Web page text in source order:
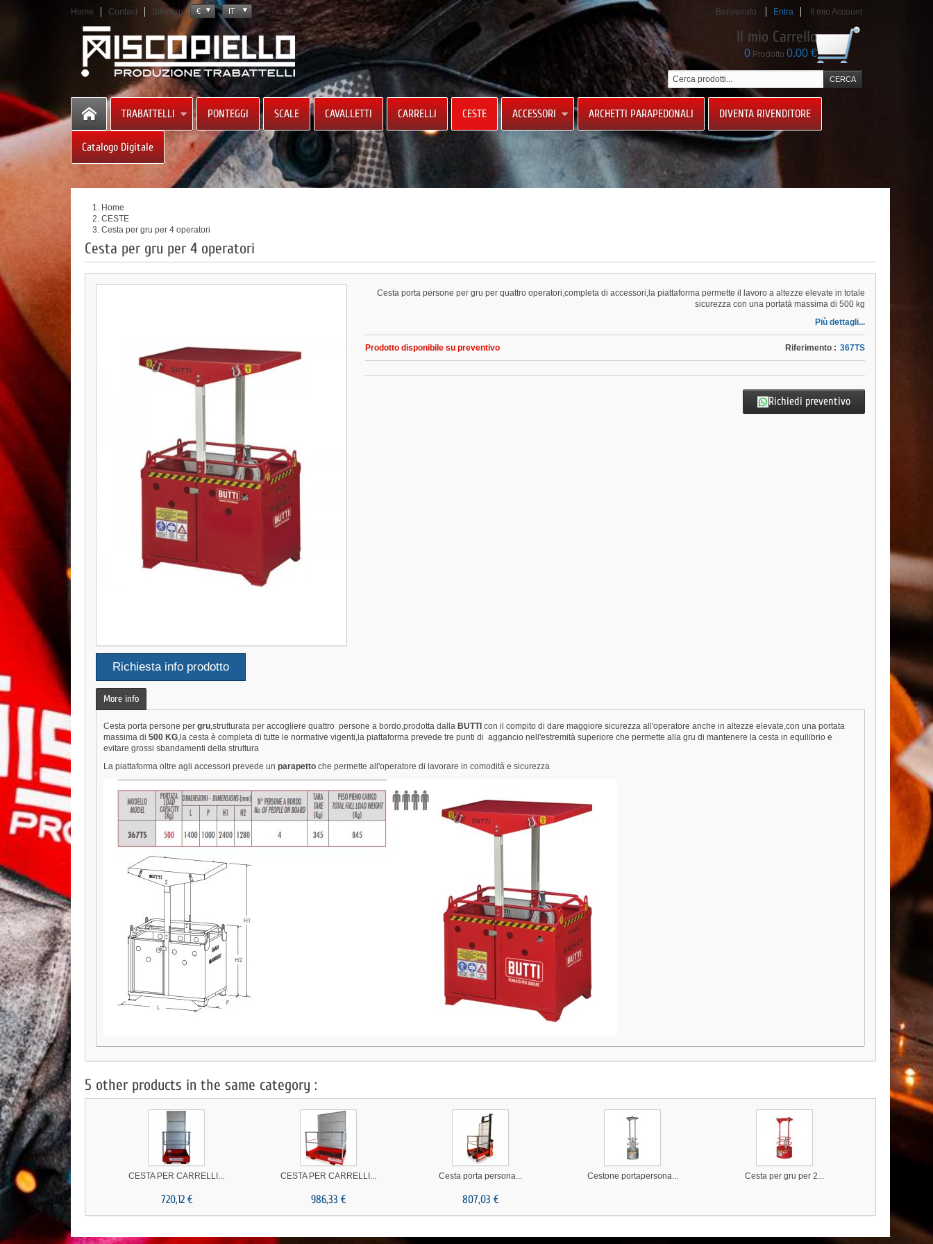
Home Contact Sitemap € IT Benvenuto Entra Il mio Account
Il mio Carrello
0 Prodotto 0.00 €
TRABATTELLI PONTEGGI SCALE CAVALLETTI CARRELLI CESTE ACCESSORI ARCHETTI PARAPEDONALI DIVENTA RIVENDITORE
Catalogo Digitale
Home
CESTE
Cesta per gru per 4 operatori
Cesta per gru per 4 operatori
Richiesta info prodotto
Cesta porta persone per gru per quattro operatori,completa di accessori,la piattaforma permette il lavoro a altezze elevate in totale
sicurezza con una portatà massima di 500 kg
Più dettagli...
Prodotto disponibile su preventivo Riferimento : 367TS
Richiedi preventivo
More info
Cesta porta persone per gru,strutturata per accogliere quattro persone a bordo,prodotta dalla BUTTI con il compito di dare maggiore sicurezza all'operatore anche in altezze elevate,con una portata
massima di 500 KG,la cesta è completa di tutte le normative vigenti,la piattaforma prevede tre punti di aggancio nell'estremità superiore che permette alla gru di mantenere la cesta in equilibrio e
evitare grossi sbandamenti della struttura
La piattaforma oltre agli accessori prevede un parapetto che permette all'operatore di lavorare in comodità e sicurezza
5 other products in the same category :
CESTA PER CARRELLI...
720,12 €
CESTA PER CARRELLI...
986,33 €
Cesta porta persona...
807,03 €
Cestone portapersona... Cesta per gru per 2...